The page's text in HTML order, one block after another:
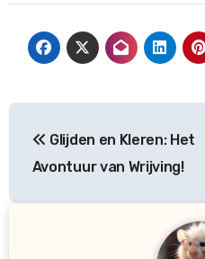
navigatie
Glijden en Kleren: Het
Avontuur van Wrijving!